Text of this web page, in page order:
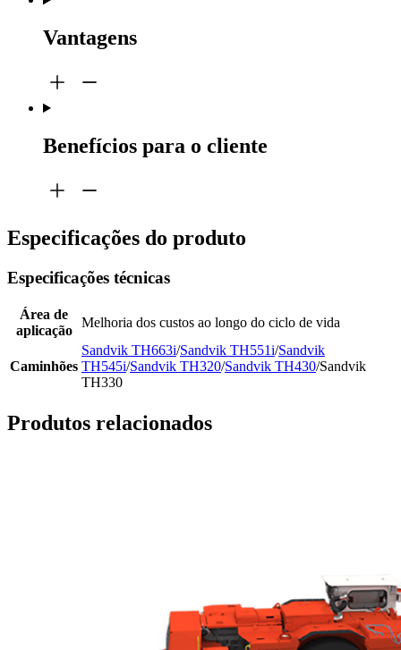
Vantagens
Benefícios para o cliente
Especificações do produto
Especificações técnicas
Área de
aplicação
Melhoria dos custos ao longo do ciclo de vida
Caminhões
Sandvik TH663i/Sandvik TH551i/Sandvik
TH545i/Sandvik TH320/Sandvik TH430/Sandvik
TH330
Produtos relacionados